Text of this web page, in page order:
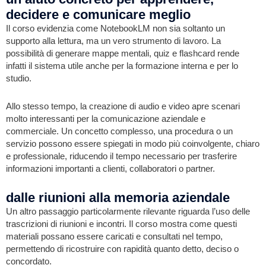
decidere e comunicare meglio
Il corso evidenzia come NotebookLM non sia soltanto un
supporto alla lettura, ma un vero strumento di lavoro. La
possibilità di generare mappe mentali, quiz e flashcard rende
infatti il sistema utile anche per la formazione interna e per lo
studio.
Allo stesso tempo, la creazione di audio e video apre scenari
molto interessanti per la comunicazione aziendale e
commerciale. Un concetto complesso, una procedura o un
servizio possono essere spiegati in modo più coinvolgente, chiaro
e professionale, riducendo il tempo necessario per trasferire
informazioni importanti a clienti, collaboratori o partner.
dalle riunioni alla memoria aziendale
Un altro passaggio particolarmente rilevante riguarda l’uso delle
trascrizioni di riunioni e incontri. Il corso mostra come questi
materiali possano essere caricati e consultati nel tempo,
permettendo di ricostruire con rapidità quanto detto, deciso o
concordato.